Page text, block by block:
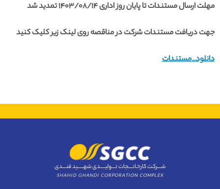
مهلت ارسال مستندات تا پایان روز اداری 1403/08/14 تمدید شد
جهت دریافت مستندات شرکت در مناقصه روی لینک زیر کلیک کنید
دانلود_مستندات
شــــرکت کارخـانــــجات تــــولیـــــدی شهــــــید قنــــدی
SHAHID GHANDI CORPORATION COMPLEX